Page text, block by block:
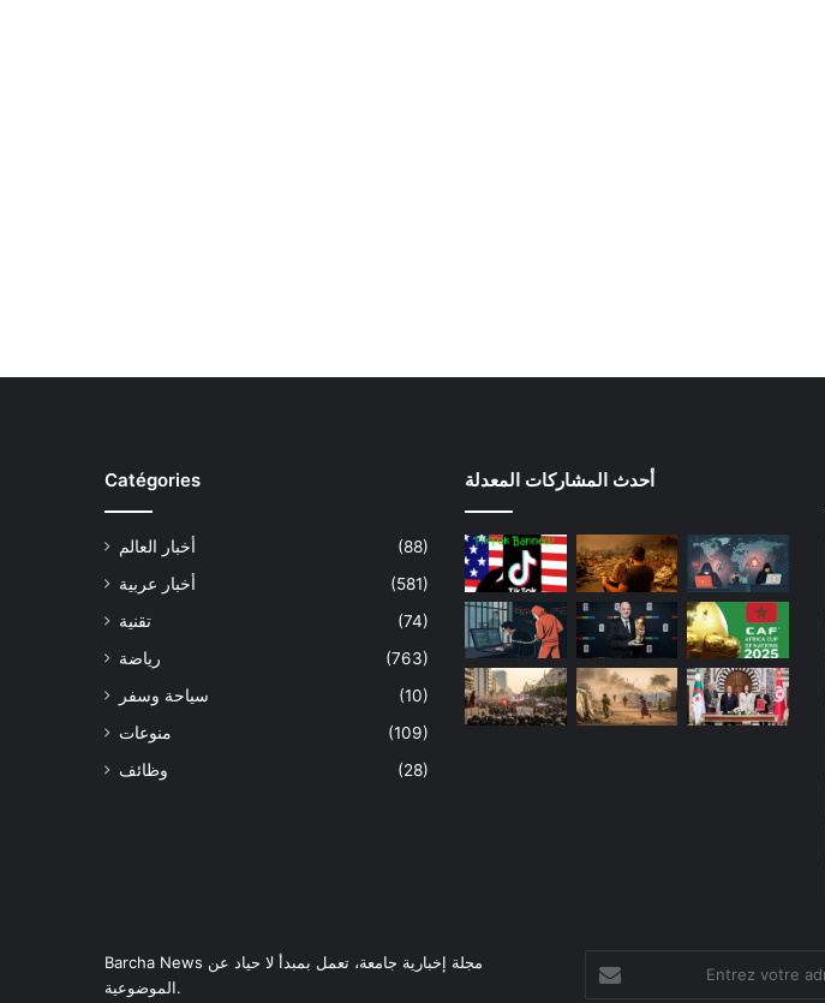
Catégories
أخبار العالم
(88)
أخبار عربية
(581)
تقنية
(74)
رياضة
(763)
سياحة وسفر
(10)
منوعات
(109)
وظائف
(28)
أحدث المشاركات المعدلة
Barcha News مجلة إخبارية جامعة، تعمل بمبدأ لا حياد عن
الموضوعية.
votre